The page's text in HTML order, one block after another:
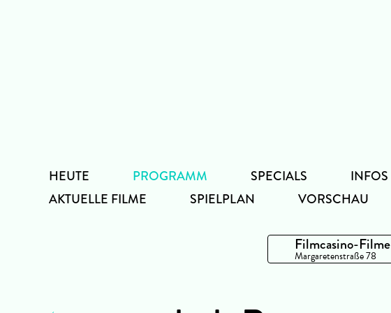
HEUTE
PROGRAMM
AKTUELLE FILME
SPIELPLAN VORSCHAU
SPECIALS INFOS
Filmcasino-Filme
Margaretenstraße 78